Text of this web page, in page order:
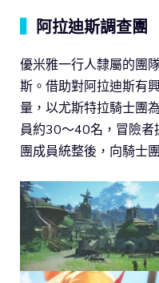
阿拉迪斯調查團
優米雅一行人隸屬的團
斯。借助對阿拉迪斯有
量，以尤斯特拉騎士團
員約30～40名，冒險者
團成員統整後，向騎士